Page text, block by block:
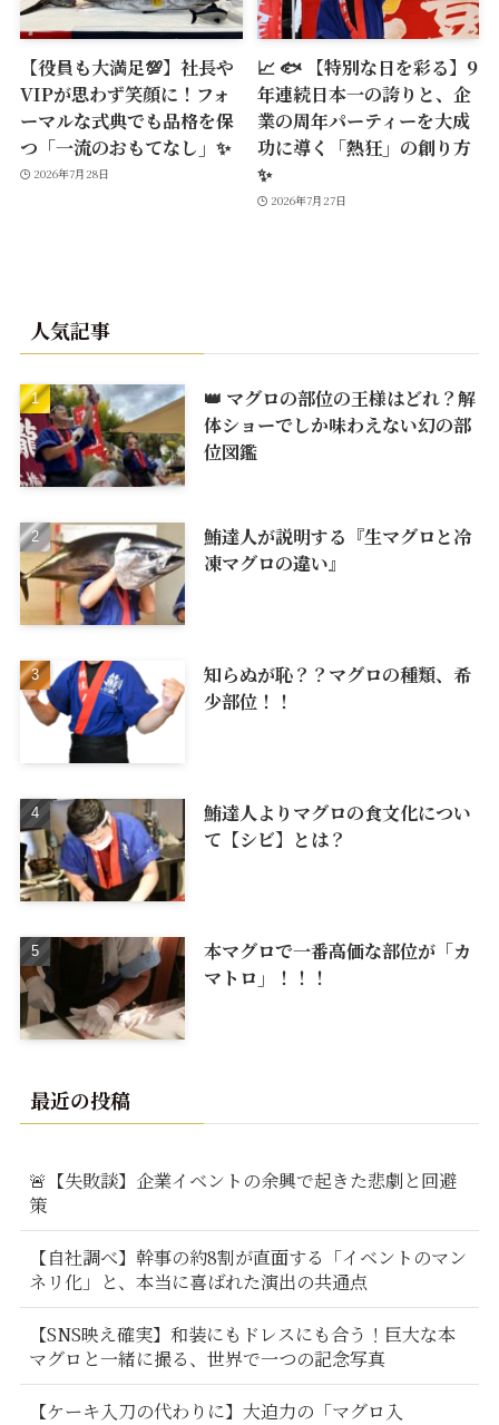
【役員も大満足💯】社長や
VIPが思わず笑顔に！フォ
ーマルな式典でも品格を保
つ「一流のおもてなし」✨
2026年7月28日
📈 🐟 【特別な日を彩る】9
年連続日本一の誇りと、企
業の周年パーティーを大成
功に導く「熱狂」の創り方
✨
2026年7月27日
人気記事
👑 マグロの部位の王様はどれ？解
体ショーでしか味わえない幻の部
位図鑑
鮪達人が説明する『生マグロと冷
凍マグロの違い』
知らぬが恥？？マグロの種類、希
少部位！！
鮪達人よりマグロの食文化につい
て【シビ】とは？
本マグロで一番高価な部位が「カ
マトロ」！！！
最近の投稿
🚨【失敗談】企業イベントの余興で起きた悲劇と回避
策
【自社調べ】幹事の約8割が直面する「イベントのマン
ネリ化」と、本当に喜ばれた演出の共通点
【SNS映え確実】和装にもドレスにも合う！巨大な本
マグロと一緒に撮る、世界で一つの記念写真
【ケーキ入刀の代わりに】大迫力の「マグロ入